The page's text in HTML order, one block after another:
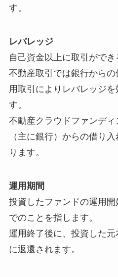
す。
レバレッジ
自己資金以上に取引ができ
不動産取引では銀行から
用取引によりレバレッジ
す。
不動産クラウドファンデ
（主に銀行）からの借り
ります。
運用期間
投資したファンドの運用
でのことを指します。
運用終了後に、投資した
に返還されます。